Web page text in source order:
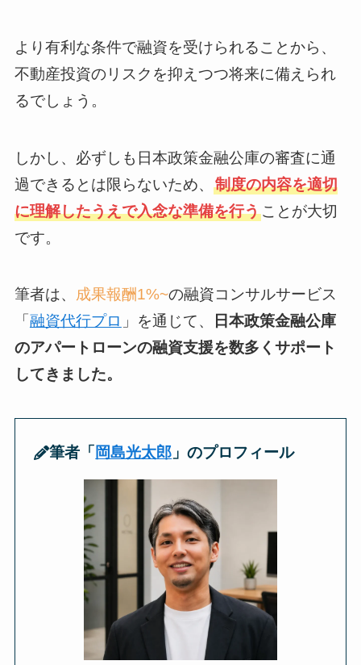
より有利な条件で融資を受けられることから、
不動産投資のリスクを抑えつつ将来に備えられ
るでしょう。
しかし、必ずしも日本政策金融公庫の審査に通
過できるとは限らないため、 制度の内容を適切
に理解したうえで入念な準備を行うことが大切
です。
筆者は、 成果報酬1%~の融資コンサルサービス
「 融資代行プロ 」を通じて、
日本政策金融公庫
のアパートローンの融資支援を数多くサポート
してきました。
筆者「 岡島光太郎 」のプロフィール